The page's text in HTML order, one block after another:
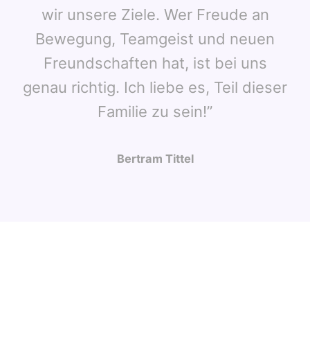
wir unsere Ziele. Wer Freude an
Bewegung, Teamgeist und neuen
Freundschaften hat, ist bei uns
genau richtig. Ich liebe es, Teil dieser
Familie zu sein!”
Bertram Tittel